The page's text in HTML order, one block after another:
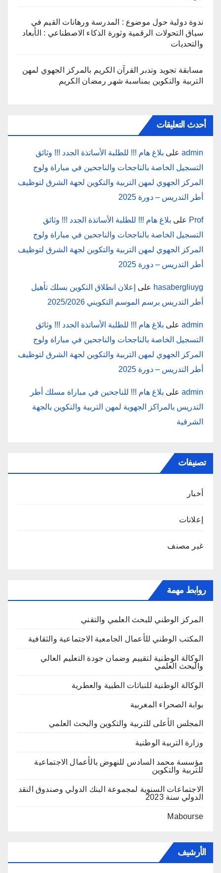
ندوة دولية حول موضوع : المدرسة ورهانات القيم في
سياق التحولات الرقمية وثورة الذكاء الاصطناعي : الأبعاد
والتحديات
مسابقة تجويد وتدبر القرآن الكريم بالمركز الجهوي لمهن
التربية والتكوين بمناسبة شهر رمضان الكريم
أحدث التعليقات
admin على بلاغ هام !!! للطلبة الأساتذة الجدد !!! وثائق
التسجيل الخاصة بالناجحات والناجحين في مباراة ولوج
المركز الجهوي لمهن التربية والتكوين لجهة الشرق لتوظيف
أطر التدريس – دورة 2025
Prof على بلاغ هام !!! للطلبة الأساتذة الجدد !!! وثائق
التسجيل الخاصة بالناجحات والناجحين في مباراة ولوج
المركز الجهوي لمهن التربية والتكوين لجهة الشرق لتوظيف
أطر التدريس – دورة 2025
hasabergliuyg على
إعلان انطلاق التكوين بسلك تأهيل
أطر التدريس برسم الموسم التكويني 2025/2026
admin على بلاغ هام !!! للطلبة الأساتذة الجدد !!! وثائق
التسجيل الخاصة بالناجحات والناجحين في مباراة ولوج
المركز الجهوي لمهن التربية والتكوين لجهة الشرق لتوظيف
أطر التدريس – دورة 2025
admin على بلاغ هام !!! للناجحين في مباراة مسلك أطر
التدريس بالمراكز الجهوية لمهن التربية والتكوين بالجهة
الشرقية
تصنيفات
أخبار
إعلانات
غير مصنف
روابط مهمة
المركز الوطني للبحث العلمي والتقني
المكتب الوطني للأعمال الجامعية الاجتماعية والثقافية
الوكالة الوطنية لتقييم وضمان جودة التعليم العالي
والبحث العلمي
الوكالة الوطنية للنباتات الطبية والعطرية
بوابة الصحراء المغربية
المجلس الأعلى للتربية والتكوين والبحث العلمي
وزارة التربية الوطنية
مؤسسة محمد السادس للنهوض بالأعمال الاجتماعية
للتربية والتكوين
الاجتماعات السنوية لمجموعة البنك الدولي وصندوق النقد
الدولي سنة 2023
Mabourse
الأرشيف